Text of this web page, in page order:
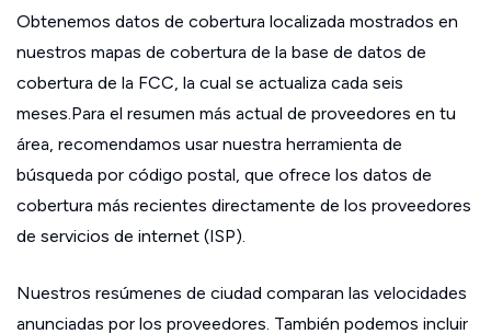
Obtenemos datos de cobertura localizada mostrados en
nuestros mapas de cobertura de la base de datos de
cobertura de la FCC, la cual se actualiza cada seis
meses.Para el resumen más actual de proveedores en tu
área, recomendamos usar nuestra herramienta de
búsqueda por código postal, que ofrece los datos de
cobertura más recientes directamente de los proveedores
de servicios de internet (ISP).
Nuestros resúmenes de ciudad comparan las velocidades
anunciadas por los proveedores. También podemos incluir